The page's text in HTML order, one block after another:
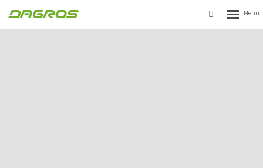
Vyhledávání